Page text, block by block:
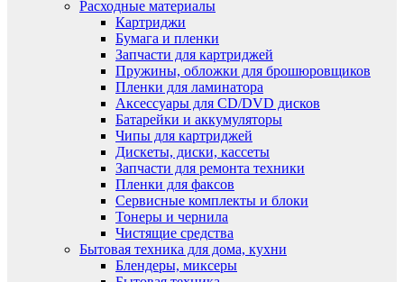
Расходные материалы
Картриджи
Бумага и пленки
Запчасти для картриджей
Пружины, обложки для брошюровщиков
Пленки для ламинатора
Аксессуары для CD/DVD дисков
Батарейки и аккумуляторы
Чипы для картриджей
Дискеты, диски, кассеты
Запчасти для ремонта техники
Пленки для факсов
Сервисные комплекты и блоки
Тонеры и чернила
Чистящие средства
Бытовая техника для дома, кухни
Блендеры, миксеры